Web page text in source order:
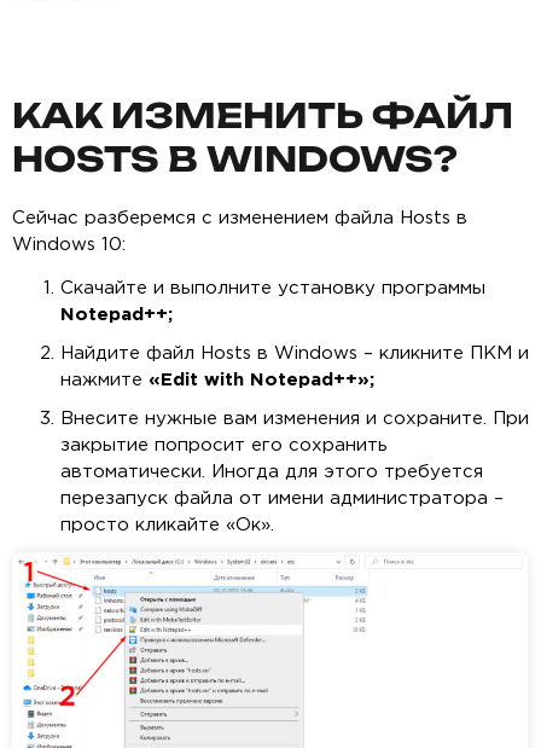
КАК ИЗМЕНИТЬ ФАЙЛ
HOSTS В WINDOWS?
Сейчас разберемся с изменением файла Hosts в
Windows 10:
Скачайте и выполните установку программы
Notepad++;
Найдите файл Hosts в Windows – кликните ПКМ и
нажмите «Edit with Notepad++»;
Внесите нужные вам изменения и сохраните. При
закрытие попросит его сохранить
автоматически. Иногда для этого требуется
перезапуск файла от имени администратора –
просто кликайте «Ок».